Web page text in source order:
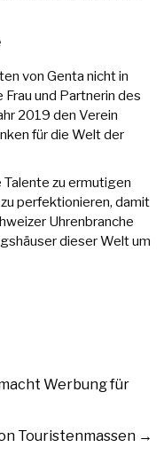
von Genta nicht in
und Partnerin des
2019 den Verein
für die Welt der
zu ermutigen
perfektionieren, damit
Uhrenbranche
dieser Welt um
Werbung für
Touristenmassen →